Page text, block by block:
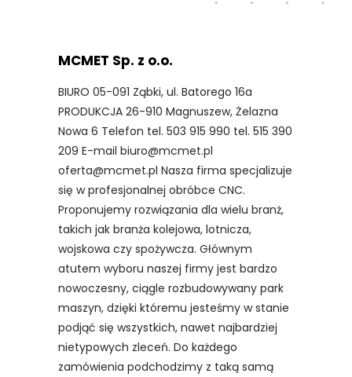
MCMET Sp. z o.o.
BIURO 05-091 Ząbki, ul. Batorego 16a
PRODUKCJA 26-910 Magnuszew, Żelazna
Nowa 6 Telefon tel. 503 915 990 tel. 515 390
209 E-mail biuro@mcmet.pl
oferta@mcmet.pl Nasza firma specjalizuje
się w profesjonalnej obróbce CNC.
Proponujemy rozwiązania dla wielu branż,
takich jak branża kolejowa, lotnicza,
wojskowa czy spożywcza. Głównym
atutem wyboru naszej firmy jest bardzo
nowoczesny, ciągle rozbudowywany park
maszyn, dzięki któremu jesteśmy w stanie
podjąć się wszystkich, nawet najbardziej
nietypowych zleceń. Do każdego
zamówienia podchodzimy z taką samą